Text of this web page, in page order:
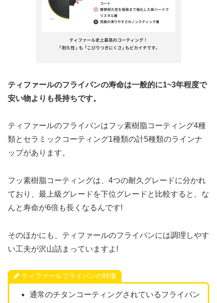
ティファールのフライパンの寿命は一般的に1~3年程度で
安い物よりも長持ちです。
ティファールのフライパンはフッ素樹脂コーティング4種
類とセラミックコーティング1種類の計5種類のラインナ
ップがあります。
フッ素樹脂コーティングは、4つの耐久グレードに分かれ
ており、最上級グレードを下位グレードと比較すると、な
んと寿命が6倍も長くなるんです!
そのほかにも、ティファールのフライパンには調理しやす
い工夫が沢山詰まっていますよ!
ティファールフライパンの特徴
通常のチタンコーティングされているフライパン